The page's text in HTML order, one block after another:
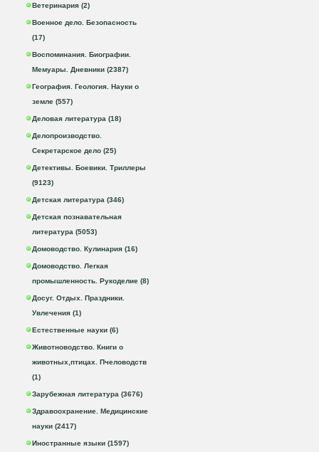
Ветеринария (2)
Военное дело. Безопасность
(17)
Воспоминания. Биографии.
Мемуары. Дневники (2387)
География. Геология. Науки о
земле (557)
Деловая литература (18)
Делопроизводство.
Секретарское дело (25)
Детективы. Боевики. Триллеры
(9123)
Детская литература (346)
Детская познавательная
литература (5053)
Домоводство. Кулинария (16)
Домоводство. Легкая
промышленность. Рукоделие (8)
Досуг. Отдых. Праздники.
Увлечения (1)
Естественные науки (6)
Животноводство. Книги о
животных,птицах. Пчеловодств
(1)
Зарубежная литература (3676)
Здравоохранение. Медицинские
науки (2417)
Иностранные языки (1597)